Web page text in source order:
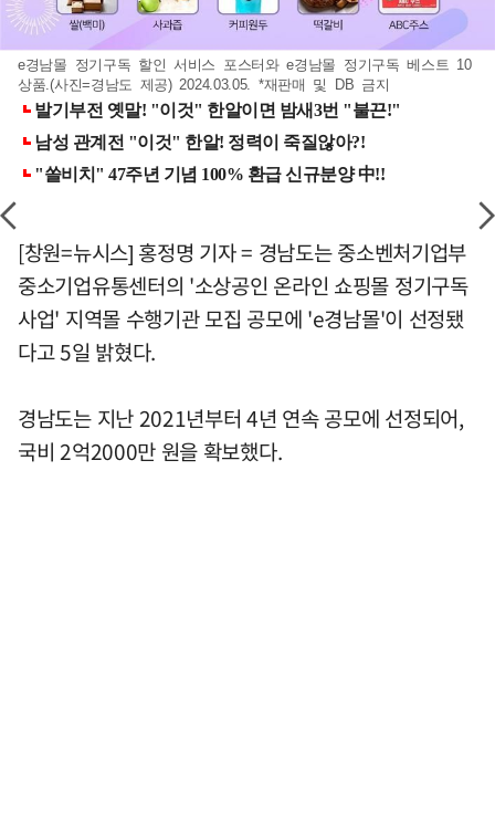
e경남몰 정기구독 할인 서비스 포스터와 e경남몰 정기구독 베스트 10
상품.(사진=경남도 제공) 2024.03.05. *재판매 및 DB 금지
[창원=뉴시스] 홍정명 기자 = 경남도는 중소벤처기업부
중소기업유통센터의 '소상공인 온라인 쇼핑몰 정기구독
사업' 지역몰 수행기관 모집 공모에 'e경남몰'이 선정됐
다고 5일 밝혔다.
경남도는 지난 2021년부터 4년 연속 공모에 선정되어,
국비 2억2000만 원을 확보했다.